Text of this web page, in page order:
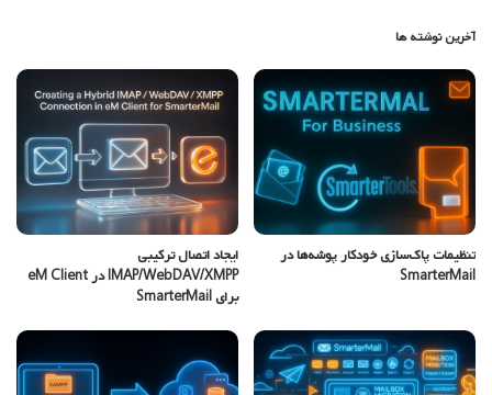
آخرین نوشته ها
تنظیمات پاک‌سازی خودکار پوشه‌ها در
SmarterMail
ایجاد اتصال ترکیبی
IMAP/WebDAV/XMPP در eM Client
برای SmarterMail